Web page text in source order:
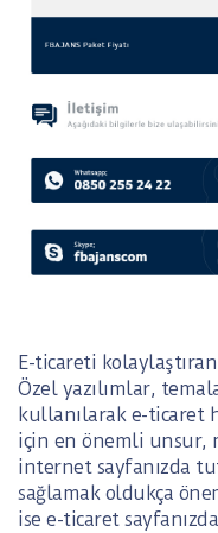
E-ticareti
Özel yazılımlar,
kullanılarak e-ticaret
için en önemli unsur,
internet sayfanızda
sağlamak oldukça
ise e-ticaret